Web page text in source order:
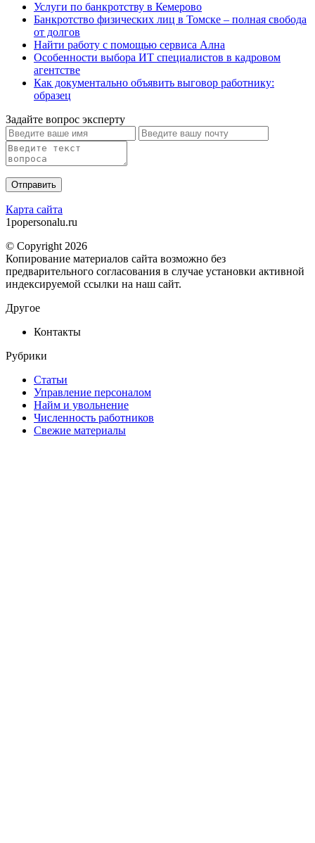
Услуги по банкротству в Кемерово
Банкротство физических лиц в Томске – полная свобода
от долгов
Найти работу с помощью сервиса Ална
Особенности выбора ИТ специалистов в кадровом
агентстве
Как документально объявить выговор работнику:
образец
Задайте вопрос эксперту
Карта сайта
1popersonalu.ru
© Copyright 2026
Копирование материалов сайта возможно без
предварительного согласования в случае установки активной
индексируемой ссылки на наш сайт.
Другое
Контакты
Рубрики
Статьи
Управление персоналом
Найм и увольнение
Численность работников
Свежие материалы